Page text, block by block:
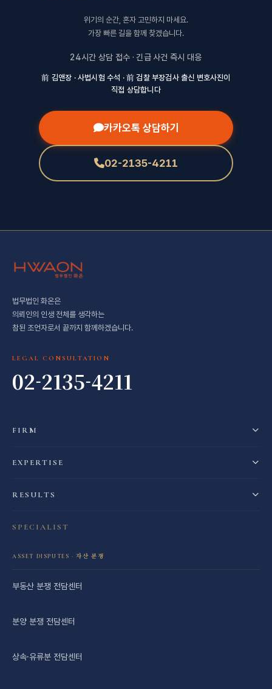
위기의 순간, 혼자 고민하지 마세요.
가장 빠른 길을 함께 찾겠습니다.
24시간 상담 접수 · 긴급 사건 즉시 대응
前 김앤장 · 사법시험 수석 · 前 검찰 부장검사 출신 변호사진이
직접 상담합니다
카카오톡 상담하기
02-2135-4211
법무법인 화온은
의뢰인의 인생 전체를 생각하는
참된 조언자로서 끝까지 함께하겠습니다.
LEGAL CONSULTATION
02-2135-4211
FIRM
EXPERTISE
RESULTS
SPECIALIST
ASSET DISPUTES · 자산 분쟁
부동산 분쟁 전담센터
분양 분쟁 전담센터
상속·유류분 전담센터